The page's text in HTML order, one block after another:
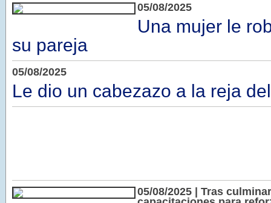
05/08/2025
Una mujer le
su pareja
05/08/2025
Le dio un cabezazo a la reja
05/08/2025 | Tras